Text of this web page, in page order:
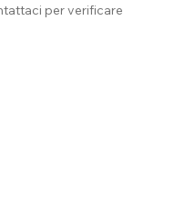
per verificare